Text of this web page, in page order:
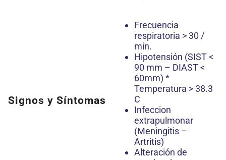
Signos y Síntomas
Frecuencia
respiratoria > 30 /
min.
Hipotensión (SIST <
90 mm – DIAST <
60mm) *
Temperatura > 38.3
C
Infeccion
extrapulmonar
(Meningitis –
Artritis)
Alteración de